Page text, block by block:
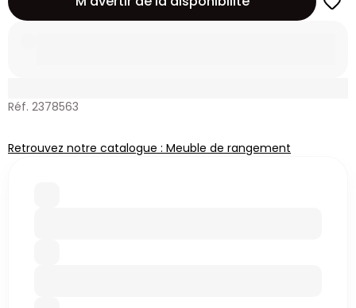
Réf. 2378563
Retrouvez notre catalogue : Meuble de rangement